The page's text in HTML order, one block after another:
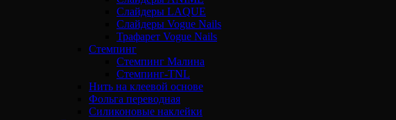
Слайдеры LAQUE
Слайдеры Vogue Nails
Трафарет Vogue Nails
Стемпинг
Стемпинг Малина
Стемпинг-TNL
Нить на клеевой основе
Фольга переводная
Силиконовые наклейки